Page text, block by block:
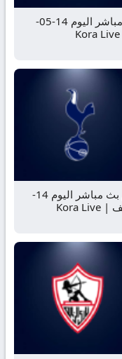
مشاهدة مباراة ريال مدريد وألافيس بث مباشر اليوم 14-05-
مشاهدة مباراة مانشستر سيتي وتوتنهام بث مباشر اليوم 14-